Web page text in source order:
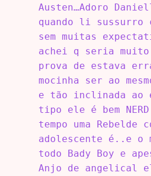
Austen…Adoro
quando li sussurro
sem muitas
achei q seria
prova de estava
mocinha ser ao
e tão inclinada ao
tipo ele é bem NERD
tempo uma Rebelde
adolescente é..e o
todo Bady Boy e
Anjo de angelical